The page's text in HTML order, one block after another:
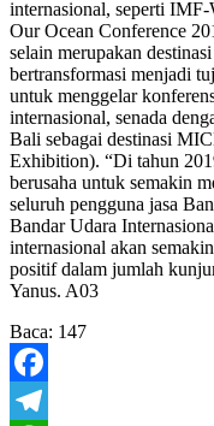
internasional, seperti
Our Ocean Conference
selain merupakan
bertransformasi menjadi
untuk menggelar
internasional, senada
Bali sebagai destinasi
Exhibition). “Di tahun
berusaha untuk semakin
seluruh pengguna jasa
Bandar Udara
internasional akan
positif dalam jumlah
Yanus. A03
Baca: 147
Facebook